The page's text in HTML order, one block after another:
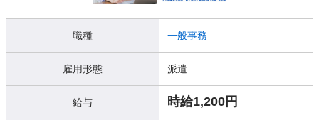
職種 一般事務
雇用形態 派遣
給与 時給1,200円